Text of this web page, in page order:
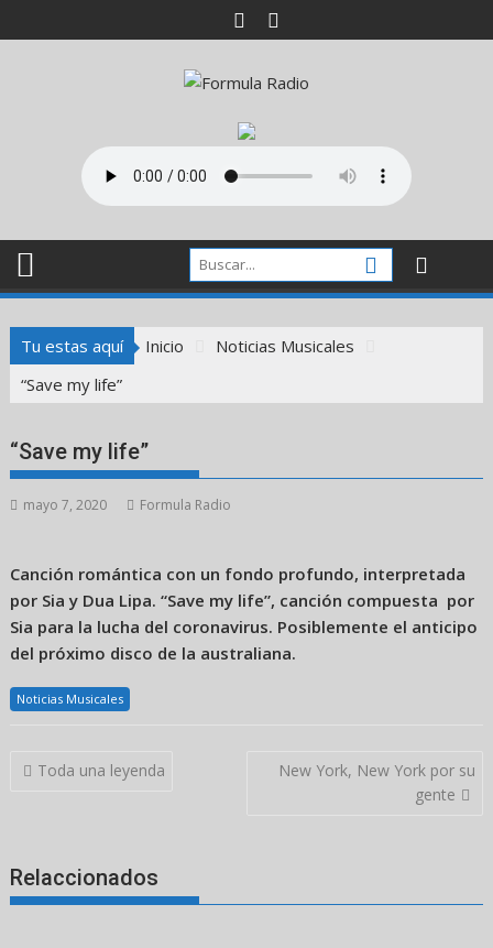
al
Tu estas aquí Inicio
Noticias Musicales
“Save my life”
“Save my life”
mayo 7, 2020 Formula Radio
Canción romántica con un fondo profundo, interpretada
por Sia y Dua Lipa. “Save my life”, canción compuesta por
Sia para la lucha del coronavirus. Posiblemente el anticipo
del próximo disco de la australiana.
Noticias Musicales
Navegación
Toda una leyenda
New York, New York por su
gente
Relaccionados